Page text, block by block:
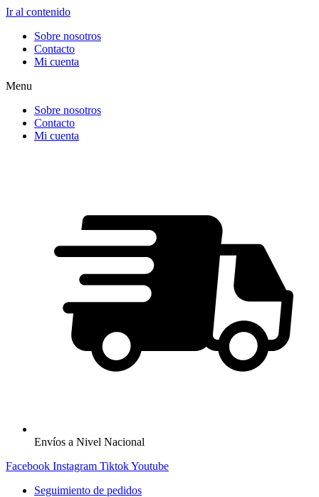
Ir al contenido
Sobre nosotros
Contacto
Mi cuenta
Menu
Sobre nosotros
Contacto
Mi cuenta
Envíos a Nivel Nacional
Facebook Instagram TiktokYoutube
Seguimiento de pedidos